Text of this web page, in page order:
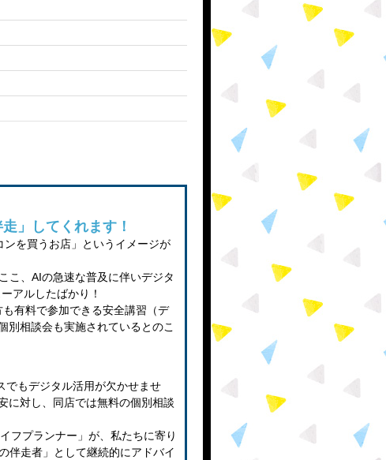
」してくれます！
を買うお店」というイメージが
こ、AIの急速な普及に伴いデジタ
ーアルしたばかり！
有料で参加できる安全講習（デ
別相談会も実施されているとのこ
でもデジタル活用が欠かせませ
に対し、同店では無料の個別相談
フプランナー」が、私たちに寄り
伴走者」として継続的にアドバイ